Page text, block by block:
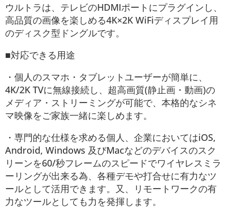
ウルトラは、テレビのHDMIポートにプラグインし、
高品質の画像を楽しめる4K×2K WiFiディスプレイ用
のディスク型ドングルです。
■対応できる用途
・個人のスマホ・タブレットユーザーが簡単に、
4K/2K TVに無線接続し、超高画質(静止画・動画)の
メディア・ストリーミングが可能で、本格的なシネ
マ映像をご家族一緒に楽しめます。
・専門的な仕様を求める個人、企業においてはiOS,
Android, Windows 及びMacなどのデバイスのスク
リーンを60/秒フレームのスピードでワイヤレスミラ
ーリングが出来る為、各種デモや打合せに有力なツ
ールとして活用できます。又、リモートワークの有
力なツールとしても力を発揮します。